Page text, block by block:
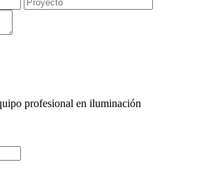
profesional en iluminación